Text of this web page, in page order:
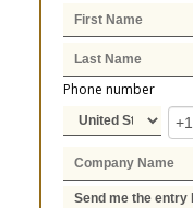
Phone number
Send me the entry